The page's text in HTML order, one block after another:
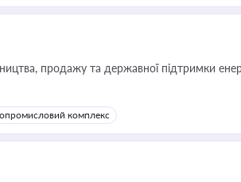
продажу та державної підтримки
комплекс